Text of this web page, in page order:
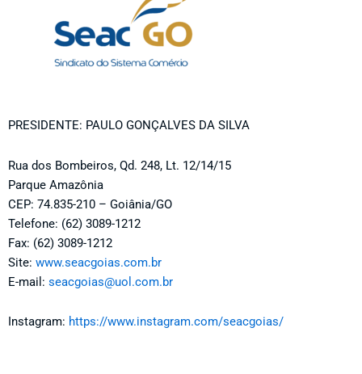
PRESIDENTE: PAULO GONÇALVES DA SILVA
Rua dos Bombeiros, Qd. 248, Lt. 12/14/15
Parque Amazônia
CEP: 74.835-210 – Goiânia/GO
Telefone: (62) 3089-1212
Fax: (62) 3089-1212
Site: www.seacgoias.com.br
E-mail: seacgoias@uol.com.br
Instagram: https://www.instagram.com/seacgoias/